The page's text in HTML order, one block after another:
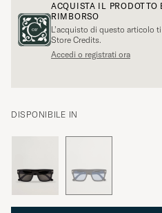
ACQUISTA IL PRODOTTO
RIMBORSO
L’acquisto di questo articolo
Store Credits.
Accedi o registrati ora
DISPONIBILE IN